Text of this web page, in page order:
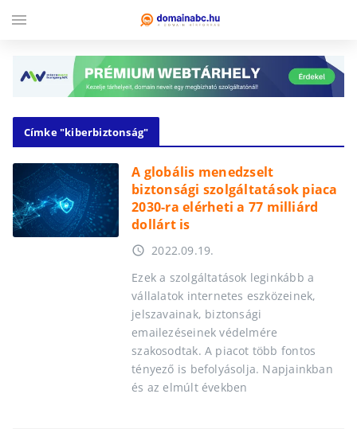
Címke "kiberbiztonság"
A globális menedzselt
biztonsági szolgáltatások piaca
2030-ra elérheti a 77 milliárd
dollárt is
access_time 2022.09.19.
Ezek a szolgáltatások leginkább a
vállalatok internetes eszközeinek,
jelszavainak, biztonsági
emailezéseinek védelmére
szakosodtak. A piacot több fontos
tényező is befolyásolja. Napjainkban
és az elmúlt években
menu